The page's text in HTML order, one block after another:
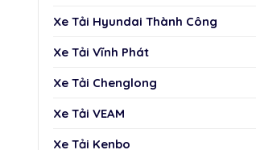
Xe Tải Hyundai Thành Công
Xe Tải Vĩnh Phát
Xe Tải Chenglong
Xe Tải VEAM
Xe Tải Kenbo